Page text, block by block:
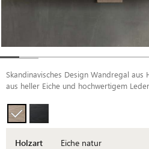
Skandinavisches Design Wandregal
aus heller Eiche und hochwertigem Leder
Holzart Eiche natur